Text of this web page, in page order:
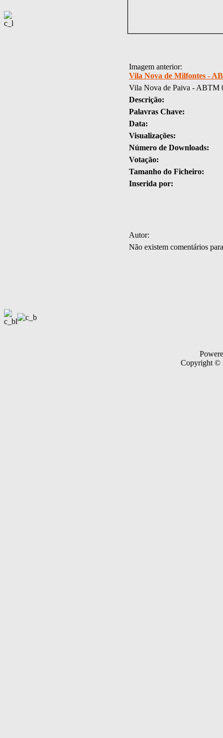
Imagem anterior:
Vila Nova de Milfontes -
Vila Nova de Paiva - ABTM
Descrição:
Palavras Chave:
Data:
Visualizações:
Número de Downloads:
Votação:
Tamanho do Ficheiro:
Inserida por:
Autor:
Não existem comentários
Copyright ©